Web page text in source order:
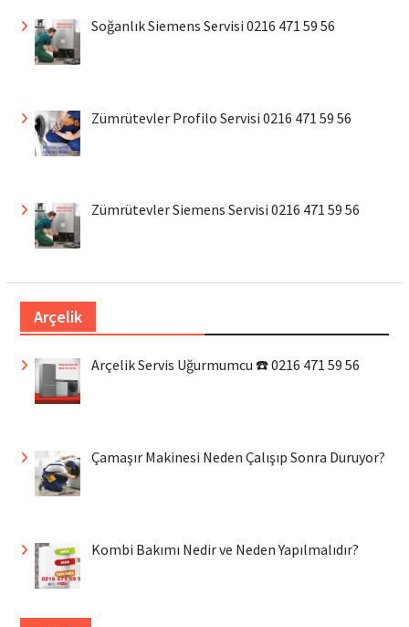
Soğanlık Siemens Servisi 0216 471 59 56
Zümrütevler Profilo Servisi 0216 471 59 56
Zümrütevler Siemens Servisi 0216 471 59 56
Arçelik
Arçelik Servis Uğurmumcu ☎️ 0216 471 59 56
Çamaşır Makinesi Neden Çalışıp Sonra Duruyor?
Kombi Bakımı Nedir ve Neden Yapılmalıdır?